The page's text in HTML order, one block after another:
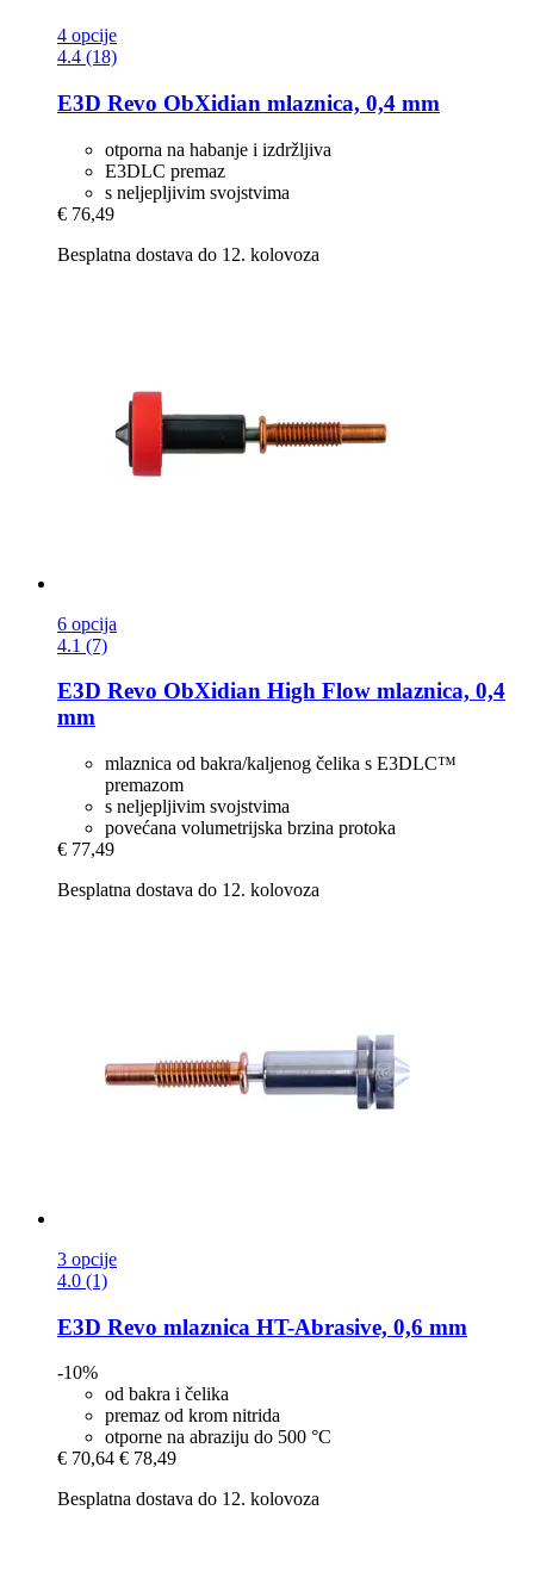
4 opcije
4.4 (18)
E3D Revo ObXidian mlaznica, 0,4 mm
otporna na habanje i izdržljiva
E3DLC premaz
s neljepljivim svojstvima
€ 76,49
Besplatna dostava do 12. kolovoza
6 opcija
4.1 (7)
E3D Revo ObXidian High Flow mlaznica, 0,4
mm
mlaznica od bakra/kaljenog čelika s E3DLC™
premazom
s neljepljivim svojstvima
povećana volumetrijska brzina protoka
€ 77,49
Besplatna dostava do 12. kolovoza
3 opcije
4.0 (1)
E3D Revo mlaznica HT-​Abrasive, 0,6 mm
-10%
od bakra i čelika
premaz od krom nitrida
otporne na abraziju do 500 °C
€ 70,64 € 78,49
Besplatna dostava do 12. kolovoza